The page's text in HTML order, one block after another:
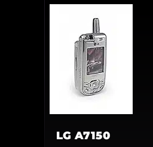
LG A7150